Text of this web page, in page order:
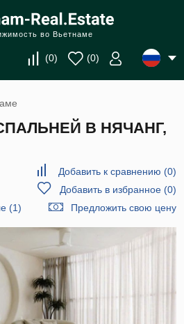
во Вьетнаме
(0) (0)
В НЯЧАНГ,
Добавить к сравнению (0)
Добавить в избранное(0)
(1)
Предложить свою цену